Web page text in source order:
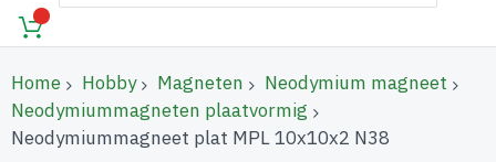
Home Hobby Magneten
Neodymium magneet
Neodymiummagneten plaatvormig
Neodymiummagneet plat MPL 10x10x2 N38